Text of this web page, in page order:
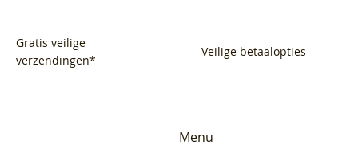
Gratis veilige
verzendingen*
Veilige betaalopties
Menu